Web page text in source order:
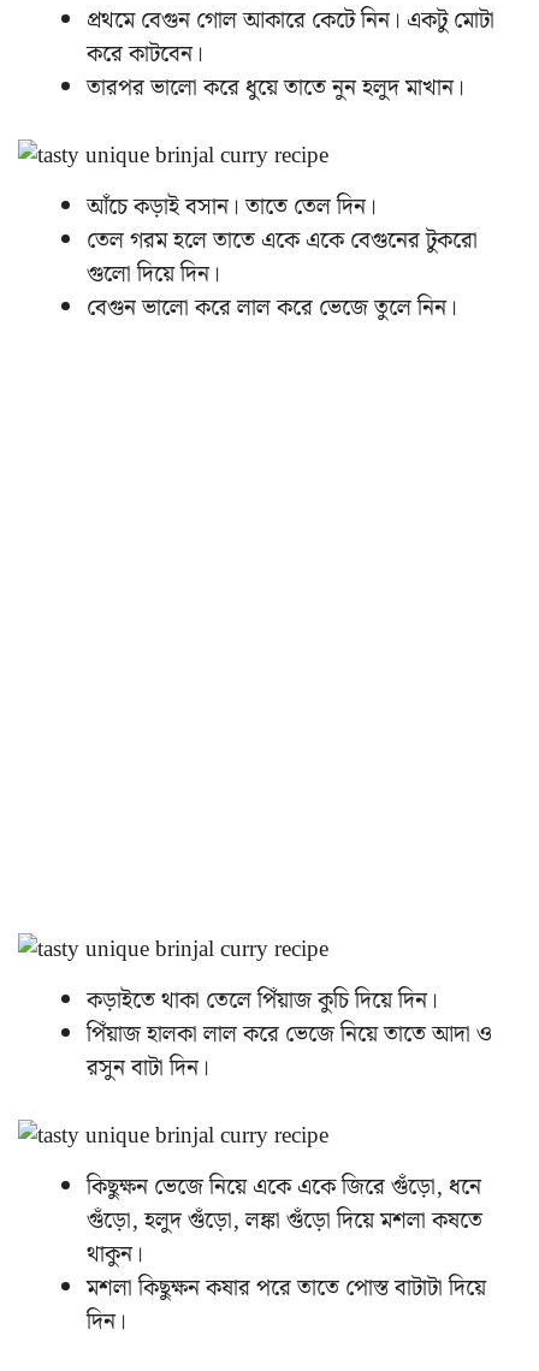
প্রথমে বেগুন গোল আকারে কেটে নিন। একটু মোটা
করে কাটবেন।
তারপর ভালো করে ধুয়ে তাতে নুন হলুদ মাখান।
আঁচে কড়াই বসান। তাতে তেল দিন।
তেল গরম হলে তাতে একে একে বেগুনের টুকরো
গুলো দিয়ে দিন।
বেগুন ভালো করে লাল করে ভেজে তুলে নিন।
কড়াইতে থাকা তেলে পিঁয়াজ কুচি দিয়ে দিন।
পিঁয়াজ হালকা লাল করে ভেজে নিয়ে তাতে আদা ও
রসুন বাটা দিন।
কিছুক্ষন ভেজে নিয়ে একে একে জিরে গুঁড়ো, ধনে
গুঁড়ো, হলুদ গুঁড়ো, লঙ্কা গুঁড়ো দিয়ে মশলা কষতে
থাকুন।
মশলা কিছুক্ষন কষার পরে তাতে পোস্ত বাটাটা দিয়ে
দিন।